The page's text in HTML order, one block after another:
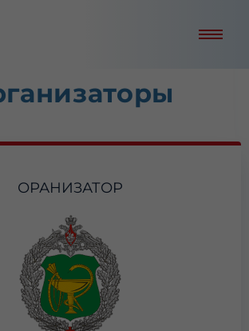
ОРАНИЗАТОР